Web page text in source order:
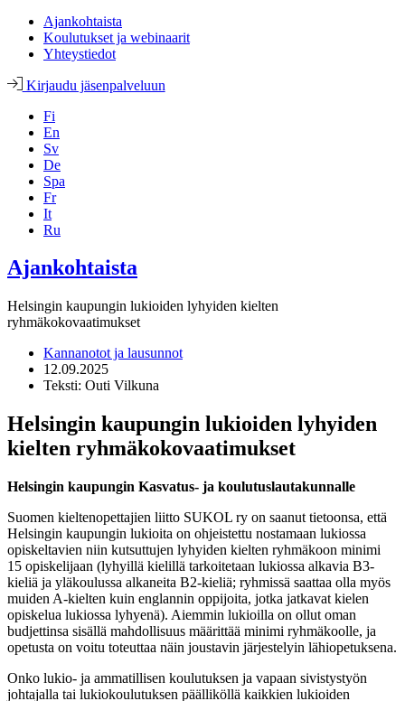
Ajankohtaista
Koulutukset ja webinaarit
Yhteystiedot
Kirjaudu jäsenpalveluun
Fi
En
Sv
De
Spa
Fr
It
Ru
Ajankohtaista
Helsingin kaupungin lukioiden lyhyiden kielten
ryhmäkokovaatimukset
Kannanotot ja lausunnot
12.09.2025
Teksti: Outi Vilkuna
Helsingin kaupungin lukioiden lyhyiden
kielten ryhmäkokovaatimukset
Helsingin kaupungin Kasvatus- ja koulutuslautakunnalle
Suomen kieltenopettajien liitto SUKOL ry on saanut tietoonsa, että
Helsingin kaupungin lukioita on ohjeistettu nostamaan lukiossa
opiskeltavien niin kutsuttujen lyhyiden kielten ryhmäkoon minimi
15 opiskelijaan (lyhyillä kielillä tarkoitetaan lukiossa alkavia B3-
kieliä ja yläkoulussa alkaneita B2-kieliä; ryhmissä saattaa olla myös
muiden A-kielten kuin englannin oppijoita, jotka jatkavat kielen
opiskelua lukiossa lyhyenä). Aiemmin lukioilla on ollut oman
budjettinsa sisällä mahdollisuus määrittää minimi ryhmäkoolle, ja
opetusta on voitu toteuttaa näin joustavin järjestelyin lähiopetuksena.
Onko lukio- ja ammatillisen koulutuksen ja vapaan sivistystyön
johtajalla tai lukiokoulutuksen päälliköllä kaikkien lukioiden